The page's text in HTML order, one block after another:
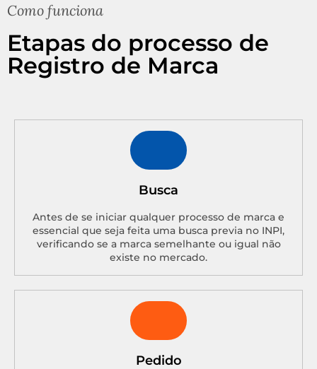
Como funciona
Etapas do processo de
Registro de Marca
Busca
Antes de se iniciar qualquer processo de marca e
essencial que seja feita uma busca previa no INPI,
verificando se a marca semelhante ou igual não
existe no mercado.
Pedido